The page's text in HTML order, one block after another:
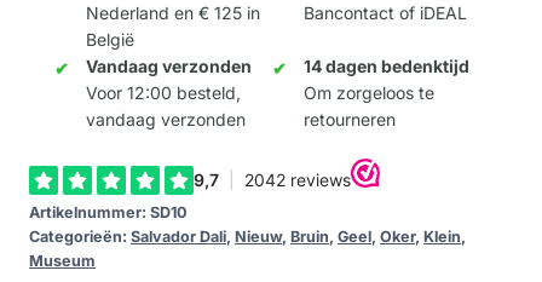
geboorte
de
nieuwe
mens
gade
Nederland en € 125 in
België
Bancontact of iDEAL
Vandaag verzonden
Voor 12:00 besteld,
vandaag verzonden
14 dagen bedenktijd
Om zorgeloos te
retourneren
Artikelnummer: SD10
Categorieën: Salvador Dali, Nieuw, Bruin, Geel, Oker, Klein,
Museum